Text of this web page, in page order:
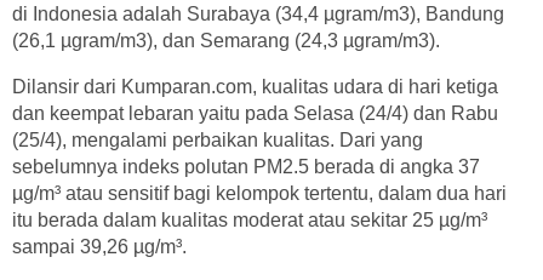
di Indonesia adalah Surabaya (34,4 µgram/m3), Bandung
(26,1 µgram/m3), dan Semarang (24,3 µgram/m3).
Dilansir dari Kumparan.com, kualitas udara di hari ketiga
dan keempat lebaran yaitu pada Selasa (24/4) dan Rabu
(25/4), mengalami perbaikan kualitas. Dari yang
sebelumnya indeks polutan PM2.5 berada di angka 37
µg/m³ atau sensitif bagi kelompok tertentu, dalam dua hari
itu berada dalam kualitas moderat atau sekitar 25 µg/m³
sampai 39,26 µg/m³.